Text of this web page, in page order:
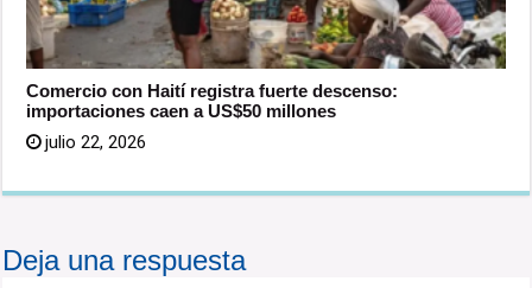
Comercio con Haití registra fuerte descenso:
importaciones caen a US$50 millones
julio 22, 2026
Deja una respuesta